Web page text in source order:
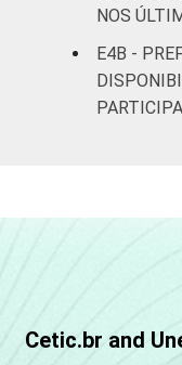
NOS
E4B -
Cetic.br and